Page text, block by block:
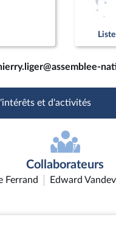
et d'activités
Collaborateurs
Ferrand Edward